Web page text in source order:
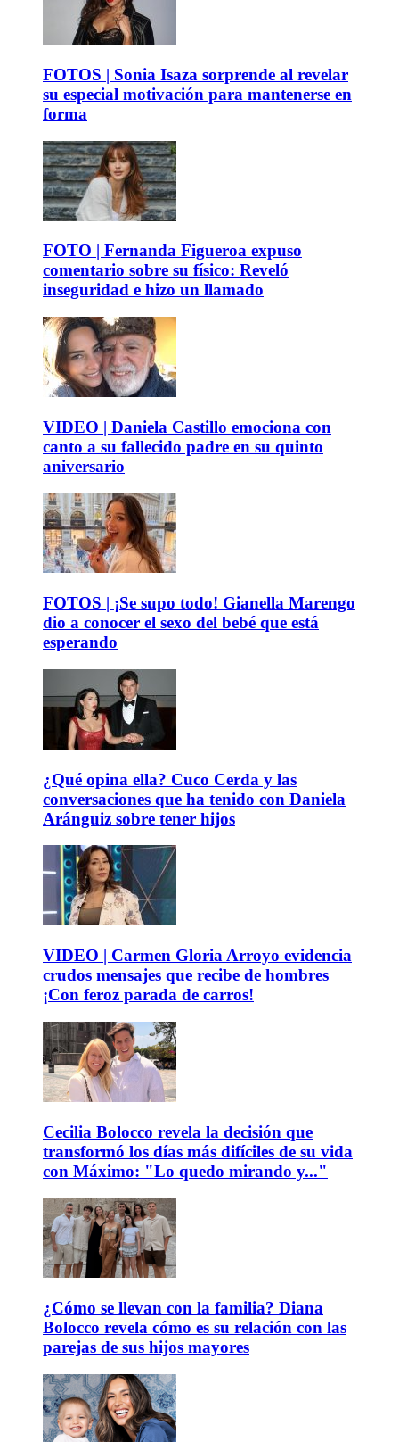
FOTOS | Sonia Isaza sorprende al revelar
su especial motivación para mantenerse en
forma
FOTO | Fernanda Figueroa expuso
comentario sobre su físico: Reveló
inseguridad e hizo un llamado
VIDEO | Daniela Castillo emociona con
canto a su fallecido padre en su quinto
aniversario
FOTOS | ¡Se supo todo! Gianella Marengo
dio a conocer el sexo del bebé que está
esperando
¿Qué opina ella? Cuco Cerda y las
conversaciones que ha tenido con Daniela
Aránguiz sobre tener hijos
VIDEO | Carmen Gloria Arroyo evidencia
crudos mensajes que recibe de hombres
¡Con feroz parada de carros!
Cecilia Bolocco revela la decisión que
transformó los días más difíciles de su vida
con Máximo: "Lo quedo mirando y..."
¿Cómo se llevan con la familia? Diana
Bolocco revela cómo es su relación con las
parejas de sus hijos mayores